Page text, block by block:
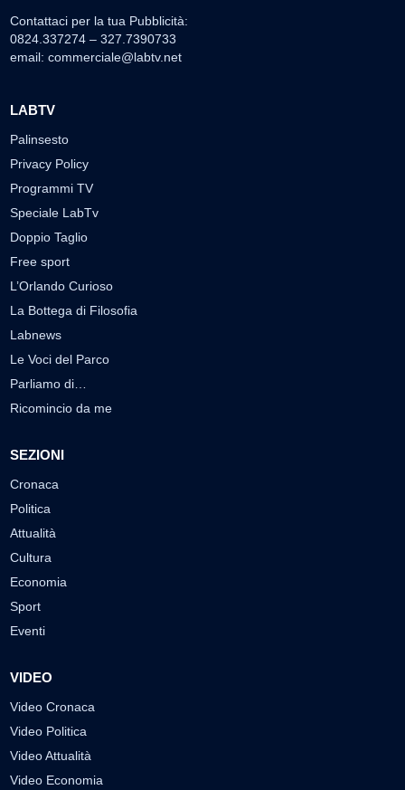
Contattaci per la tua Pubblicità:
0824.337274 – 327.7390733
email: commerciale@labtv.net
LABTV
Palinsesto
Privacy Policy
Programmi TV
Speciale LabTv
Doppio Taglio
Free sport
L’Orlando Curioso
La Bottega di Filosofia
Labnews
Le Voci del Parco
Parliamo di…
Ricomincio da me
SEZIONI
Cronaca
Politica
Attualità
Cultura
Economia
Sport
Eventi
VIDEO
Video Cronaca
Video Politica
Video Attualità
Video Economia